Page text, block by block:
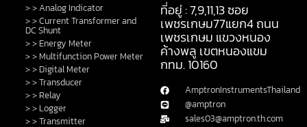
> > Analog Indicator
> > Current Transformer and
DC Shunt
> > Energy Meter
> > Multifunction Power Meter
> > Digital Meter
> > Transducer
> > Relay
> > Logger
> > Transmitter
ที่อยู่ : 7,9,11,13 ซอย
เพชรเกษม77แยก4 ถนน
เพชรเกษม แขวงหนอง
ค้างพลู เขตหนองแขม
กทม. 10160
AmptronInstrumentsThailand
@amptron
sales03@amptron.th.com